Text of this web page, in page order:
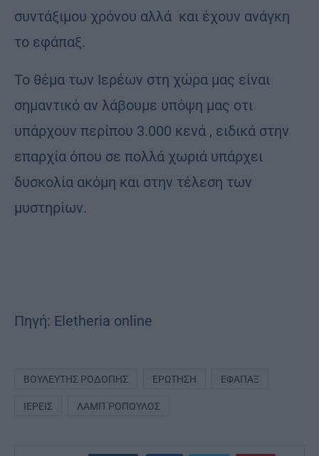
συντάξιμου χρόνου αλλά και έχουν ανάγκη
το εφάπαξ.
Το θέμα των Ιερέων στη χώρα μας είναι
σημαντικό αν λάβουμε υπόψη μας οτι
υπάρχουν περίπου 3.000 κενά , ειδικά στην
επαρχία όπου σε πολλά χωριά υπάρχει
δυσκολία ακόμη και στην τέλεση των
μυστηρίων.
Πηγή: Εletheria online
ΒΟΥΛΕΥΤΉΣ ΡΟΔΌΠΗΣ ΕΡΏΤΗΣΗ ΕΦΑΠΑΞ
ΙΕΡΕΊΣ ΛΑΜΠ΄ΡΟΠΟΥΛΟΣ